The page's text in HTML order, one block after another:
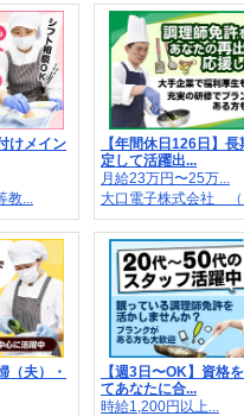
けメイン
教...
【年間休日126日】
定して活躍出...
月給23万円〜25万...
大口電子株式会社 （
（夫）・
【週3日〜OK】資格
てあなたに合...
時給1,200円以上...